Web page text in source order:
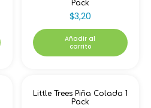
Pack
$3,20
Añadir al
carrito
Little Trees Piña Colada 1
Pack